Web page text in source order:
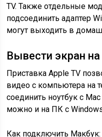
TV. Также отдельные
подсоединить адаптер
могут выходить в
Вывести экран
Приставка Apple TV
видео с компьютера на
соединить ноутбук с
можно и на ПК с
Как подключить